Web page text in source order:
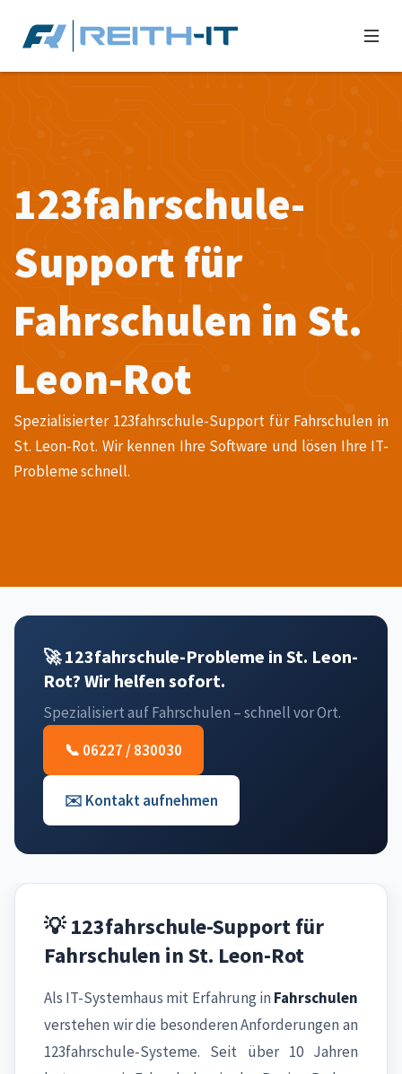
123fahrschule-
Support für
Fahrschulen in St.
Leon-Rot
Spezialisierter 123fahrschule-Support für Fahrschulen in
St. Leon-Rot. Wir kennen Ihre Software und lösen Ihre IT-
Probleme schnell.
🚀 123fahrschule-Probleme in St. Leon-
Rot? Wir helfen sofort.
Spezialisiert auf Fahrschulen – schnell vor Ort.
📞 06227 / 830030
✉️ Kontakt aufnehmen
💡 123fahrschule-Support für
Fahrschulen in St. Leon-Rot
Als IT-Systemhaus mit Erfahrung in Fahrschulen
verstehen wir die besonderen Anforderungen an
123fahrschule-Systeme. Seit über 10 Jahren